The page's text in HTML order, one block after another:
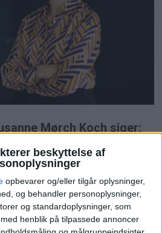
beskyttelse af
opbevarer og/eller tilgår oplysninger,
og behandler personoplysninger,
og standardoplysninger, som
henblik på tilpassede annoncer
Mørch Koch siger:
tilfredshed, at Tivoli,
i vores
Sverige, og det vådeste
leverer et solidt,
er første gang i Tivolis